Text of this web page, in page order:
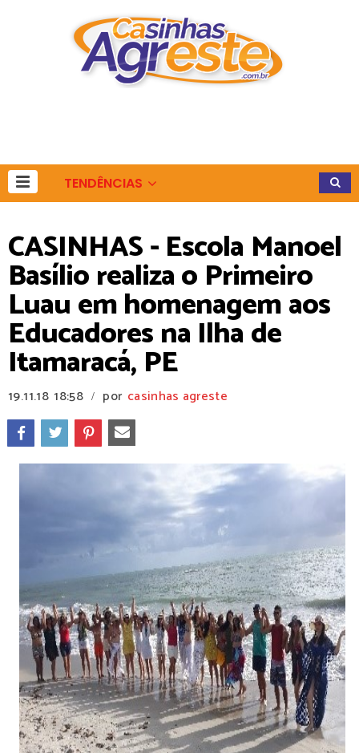
TENDÊNCIAS
CASINHAS - Escola Manoel
Basílio realiza o Primeiro
Luau em homenagem aos
Educadores na Ilha de
Itamaracá, PE
19.11.18 18:58 / por casinhas agreste